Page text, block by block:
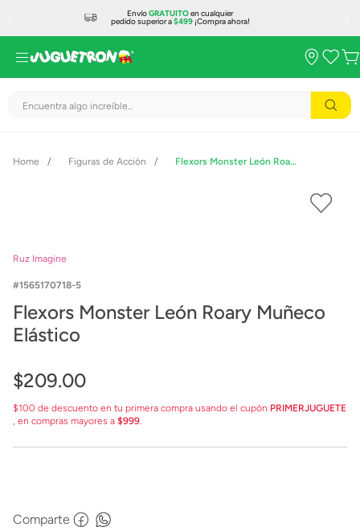
EnvíoGRATUITOen cualquier
pedido superior a$499¡Compra ahora!
Encuentra algo increíble...
Figuras de Acción Flexors Monster León Roary Muñeco Elástico
Ruz Imagine
1565170718-5
Flexors Monster León Roary Muñeco
Elástico
$209.00
$100 de descuento en tu primera compra usando el cupón PRIMERJUGUETE
, en compras mayores a $999.
Comparte